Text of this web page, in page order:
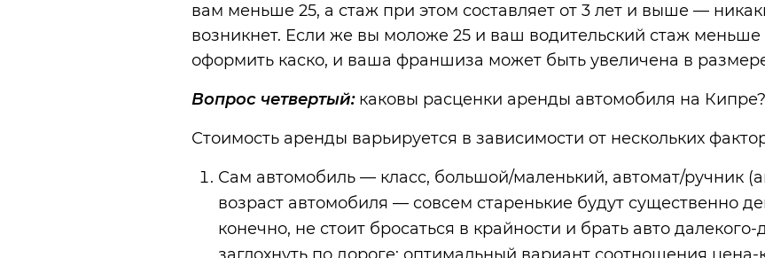
вам меньше 25, а стаж при этом составляет от 3 лет и выше —
возникнет. Если же вы моложе 25 и ваш водительский стаж меньше
оформить каско, и ваша франшиза может быть увеличена в
Вопрос четвертый:каковы расценки аренды автомобиля на Кипре?
Стоимость аренды варьируется в зависимости от нескольких
Сам автомобиль — класс, большой/маленький, автомат/ручник
возраст автомобиля — совсем старенькие будут существенно
конечно, не стоит бросаться в крайности и брать авто